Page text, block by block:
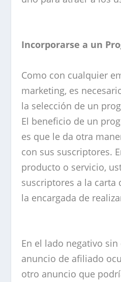
Incorporarse a un
Como con cualquier
marketing, es
la selección de un
El beneficio de un
es que le da otra
con sus suscriptores.
producto o servicio,
suscriptores a la carta
la encargada de
En el lado negativo
anuncio de afiliado
otro anuncio que